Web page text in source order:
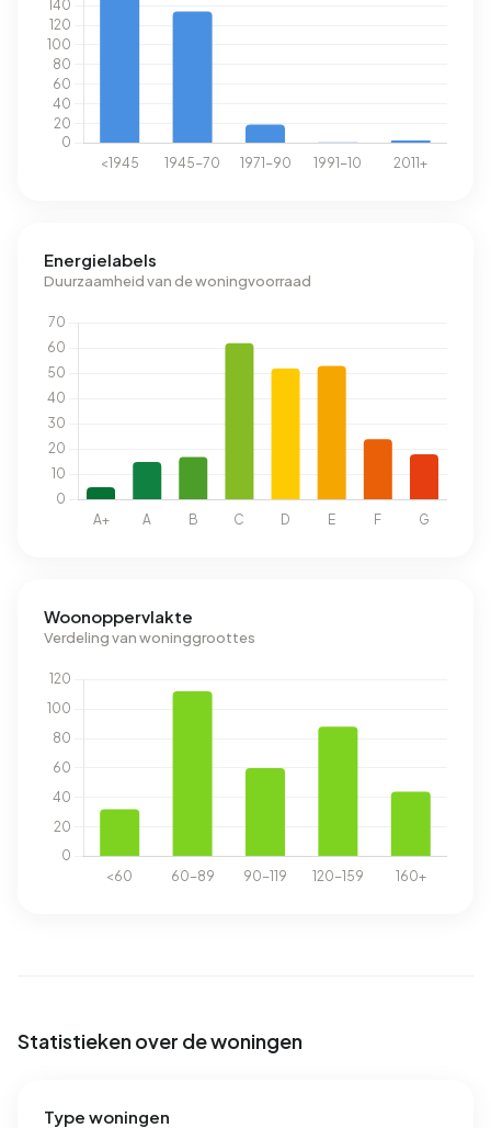
Energielabels
Duurzaamheid van de woningvoorraad
Woonoppervlakte
Verdeling van woninggroottes
Statistieken over de woningen
Type woningen